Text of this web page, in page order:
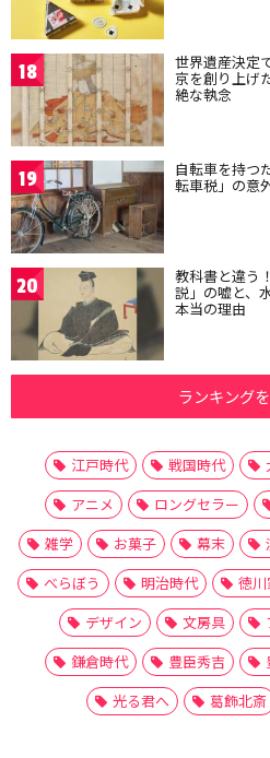
18 世界遺産決定
京を創り上げ
絶な執念
19 自転車を持つ
転車税」の意
20 教科書と違う
説」の嘘と、
本当の理由
ランキング
江戸時代 戦国時代
アニメ
ロングセラー
雑学
お菓子 幕末
べらぼう
明治時代 徳
デザイン
文房具
鎌倉時代
豊臣秀吉
光る君へ
葛飾北斎